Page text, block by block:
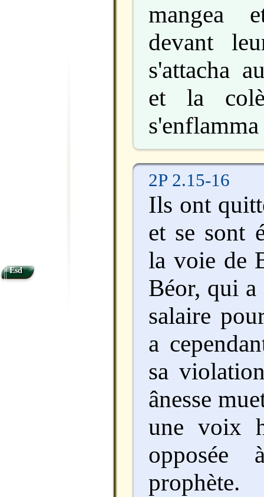
mangea
devant
s'attacha
et la
2P 2.15-16
Ils ont
et se sont
la voie de
Béor, qui
salaire
a
sa
ânesse
une voix
prophète.
Esd